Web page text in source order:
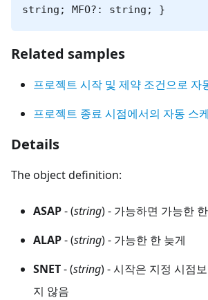
string; MFO?: string; }
Related samples
프로젝트 시작 및 제약 조건으로 자
프로젝트 종료 시점에서의 자동 스
Details
The object definition:
ASAP- (string) - 가능하면 가능한
ALAP- (string) - 가능한 한 늦게
SNET- (string) - 시작은 지정 시점
지 않음